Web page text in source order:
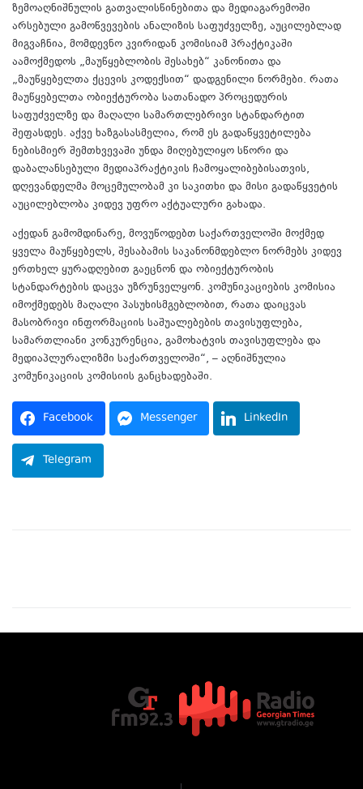
ზემოაღნიშნულის გათვალისწინებითა და მედიაგარემოში
არსებული გამოწვევების ანალიზის საფუძველზე, აუცილებლად
მიგვაჩნია, მომდევნო კვირიდან კომისიამ პრაქტიკაში
აამოქმედოს „მაუწყებლობის შესახებ“ კანონითა და
„მაუწყებელთა ქცევის კოდექსით“ დადგენილი ნორმები. რათა
მაუწყებელთა ობიექტურობა სათანადო პროცედურის
საფუძველზე და მაღალი სამართლებრივი სტანდარტით
შეფასდეს. აქვე ხაზგასასმელია, რომ ეს გადაწყვეტილება
ნებისმიერ შემთხვევაში უნდა მიღებულიყო სწორი და
დაბალანსებული მედიაპრაქტიკის ჩამოყალიბებისათვის,
დღევანდელმა მოცემულობამ კი საკითხი და მისი გადაწყვეტის
აუცილებლობა კიდევ უფრო აქტუალური გახადა.
აქედან გამომდინარე, მოვუწოდებთ საქართველოში მოქმედ
ყველა მაუწყებელს, შესაბამის საკანონმდებლო ნორმებს კიდევ
ერთხელ ყურადღებით გაეცნონ და ობიექტურობის
სტანდარტების დაცვა უზრუნველყონ. კომუნიკაციების კომისია
იმოქმედებს მაღალი პასუხისმგებლობით, რათა დაიცვას
მასობრივი ინფორმაციის საშუალებების თავისუფლება,
სამართლიანი კონკურენცია, გამოხატვის თავისუფლება და
მედიაპლურალიზმი საქართველოში“, – აღნიშნულია
კომუნიკაციის კომისიის განცხადებაში.
Facebook Messenger LinkedIn
Telegram